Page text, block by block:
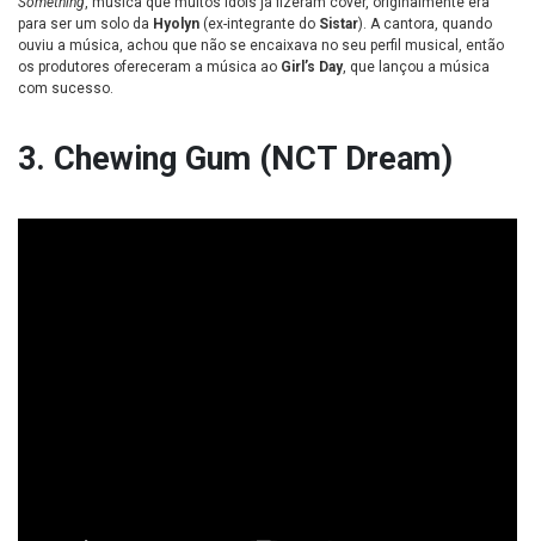
para ser um solo da Hyolyn (ex-integrante do Sistar). A cantora, quando
ouviu a música, achou que não se encaixava no seu perfil musical, então
os produtores ofereceram a música ao Girl’s Day, que lançou a música
com sucesso.
3. Chewing Gum (NCT Dream)